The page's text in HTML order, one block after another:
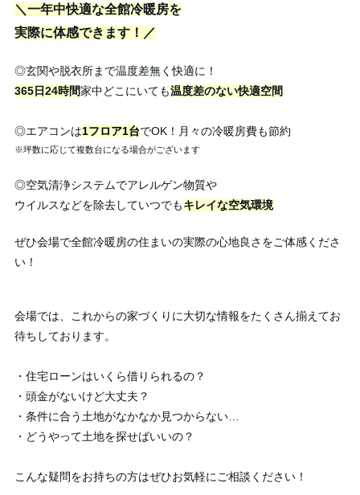
＼一年中快適な全館冷暖房を
実際に体感できます！／
◎玄関や脱衣所まで温度差無く快適に！
365日24時間家中どこにいても温度差のない快適空間
◎エアコンは1フロア1台でOK！月々の冷暖房費も節約
※坪数に応じて複数台になる場合がございます
◎空気清浄システムでアレルゲン物質や
ウイルスなどを除去していつでもキレイな空気環境
ぜひ会場で全館冷暖房の住まいの実際の心地良さをご体感くださ
い！
会場では、これからの家づくりに大切な情報をたくさん揃えてお
待ちしております。
・住宅ローンはいくら借りられるの？
・頭金がないけど大丈夫？
・条件に合う土地がなかなか見つからない…
・どうやって土地を探せばいいの？
こんな疑問をお持ちの方はぜひお気軽にご相談ください！